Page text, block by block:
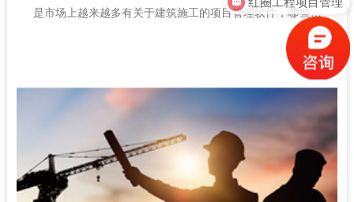
是市场上越来越多有关于建筑施工的项目管理软件，哪些项
目管理系统才适合企业自身使用呢，那么我们接下来了解下
在选择工程项目管理系统时应了解的工程项目管理软件的分